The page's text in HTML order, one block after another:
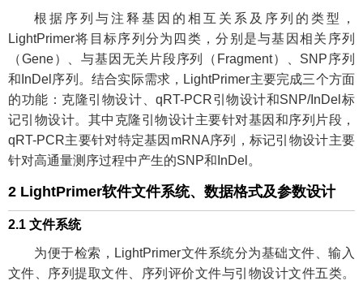
根据序列与注释基因的相互关系及序列的类型，
LightPrimer将目标序列分为四类，分别是与基因相关序列
（Gene）、与基因无关片段序列（Fragment）、SNP序列
和InDel序列。结合实际需求，LightPrimer主要完成三个方面
的功能：克隆引物设计、qRT-PCR引物设计和SNP/InDel标
记引物设计。其中克隆引物设计主要针对基因和序列片段，
qRT-PCR主要针对特定基因mRNA序列，标记引物设计主要
针对高通量测序过程中产生的SNP和InDel。
2 LightPrimer软件文件系统、数据格式及参数设计
2.1 文件系统
为便于检索，LightPrimer文件系统分为基础文件、输入
文件、序列提取文件、序列评价文件与引物设计文件五类。